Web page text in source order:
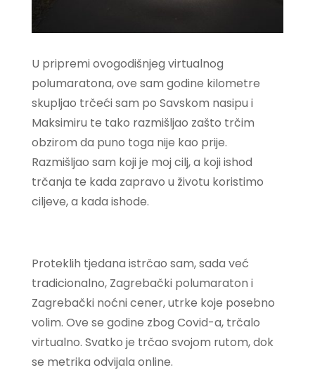
U pripremi ovogodišnjeg virtualnog
polumaratona, ove sam godine kilometre
skupljao trčeći sam po Savskom nasipu i
Maksimiru te tako razmišljao zašto trčim
obzirom da puno toga nije kao prije.
Razmišljao sam koji je moj cilj, a koji ishod
trčanja te kada zapravo u životu koristimo
ciljeve, a kada ishode.
Proteklih tjedana istrčao sam, sada već
tradicionalno, Zagrebački polumaraton i
Zagrebački noćni cener, utrke koje posebno
volim. Ove se godine zbog Covid-a, trčalo
virtualno. Svatko je trčao svojom rutom, dok
se metrika odvijala online.